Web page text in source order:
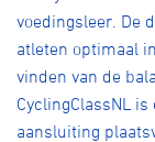
voedingsleer. De
atleten optimaal
vinden van de
CyclingClassNL
aansluiting